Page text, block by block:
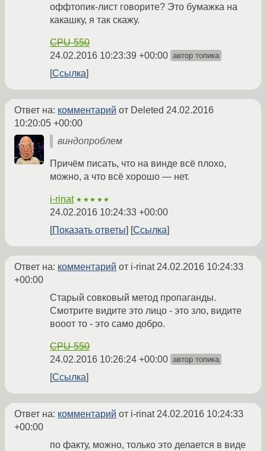
оффтопик-лист говорите? Это бумажка на
какашку, я так скажу.
CPU-550
24.02.2016 10:23:39 +00:00 автор топика
Ссылка
Ответ на: комментарий от Deleted 24.02.2016
10:20:05 +00:00
виндопроблем
Причём писать, что на винде всё плохо,
можно, а что всё хорошо — нет.
i-rinat ★★★★★
24.02.2016 10:24:33 +00:00
Показать ответы
Ссылка
Ответ на: комментарий от i-rinat24.02.2016 10:24:33
+00:00
Старый совковый метод пропаганды.
Смотрите видите это лицо - это зло, видите
вооот то - это само добро.
CPU-550
24.02.2016 10:26:24 +00:00 автор топика
Ссылка
Ответ на: комментарий от i-rinat24.02.2016 10:24:33
+00:00
по факту, можно, только это делается в виде